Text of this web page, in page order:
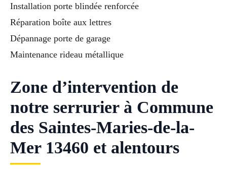
Installation porte blindée renforcée
Réparation boîte aux lettres
Dépannage porte de garage
Maintenance rideau métallique
Zone d’intervention de
notre serrurier à Commune
des Saintes-Maries-de-la-
Mer 13460 et alentours